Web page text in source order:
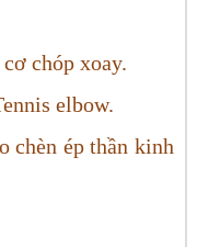
chóp xoay.
elbow.
chèn ép thần kinh